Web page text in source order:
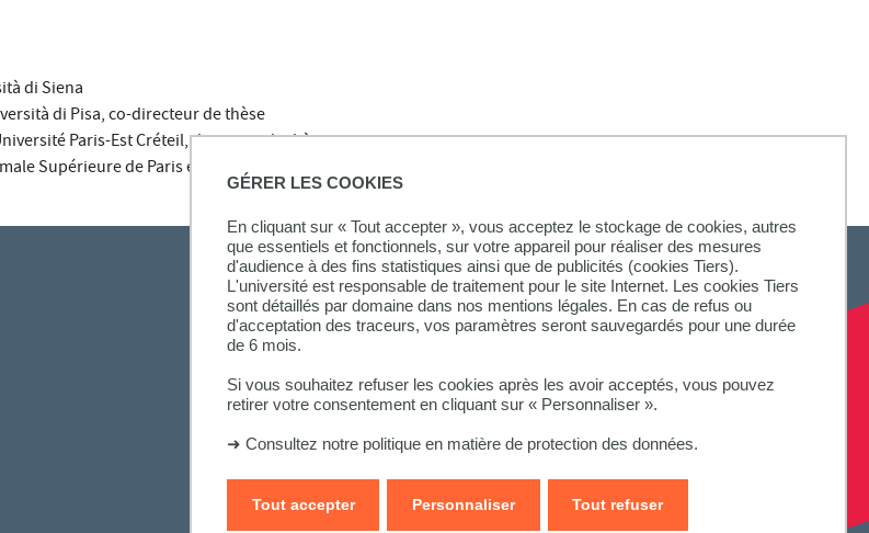
GÉRER LES COOKIES
En cliquant sur « Tout accepter », vous acceptez le stockage de cookies, autres
que essentiels et fonctionnels, sur votre appareil pour réaliser des mesures
d'audience à des fins statistiques ainsi que de publicités (cookies Tiers).
L'université est responsable de traitement pour le site Internet. Les cookies Tiers
sont détaillés par domaine dans nos mentions légales. En cas de refus ou
d'acceptation des traceurs, vos paramètres seront sauvegardés pour une durée
de 6 mois.
Si vous souhaitez refuser les cookies après les avoir acceptés, vous pouvez
retirer votre consentement en cliquant sur « Personnaliser ».
➜ Consultez notre politique en matière de protection des données.
Tout accepter Tout refuser
Personnaliser
di Siena
di Pisa, co-directeur de thèse
Paris-Est Créteil, directrice de thèse
Supérieure de Paris et directeur d’étude à l’Ecole pratique des hautes études